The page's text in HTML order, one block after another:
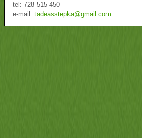
tel: 728 515 450
e-mail: tadeasstepka@gmail.com